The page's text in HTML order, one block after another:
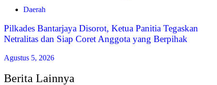
Daerah
Pilkades Bantarjaya Disorot, Ketua Panitia Tegaskan
Netralitas dan Siap Coret Anggota yang Berpihak
Agustus 5, 2026
Berita Lainnya